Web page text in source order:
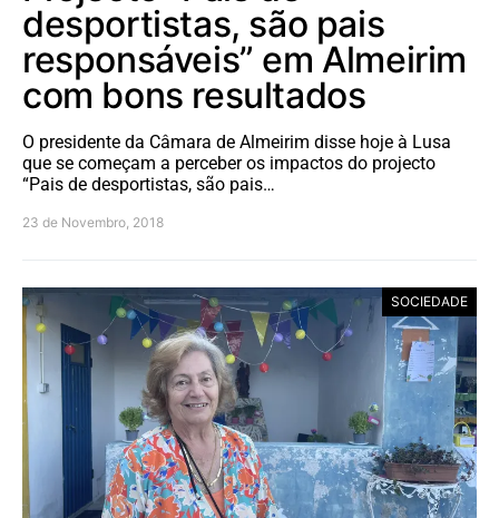
desportistas, são pais
responsáveis” em Almeirim
com bons resultados
O presidente da Câmara de Almeirim disse hoje à Lusa
que se começam a perceber os impactos do projecto
“Pais de desportistas, são pais…
23 de Novembro, 2018
SOCIEDADE